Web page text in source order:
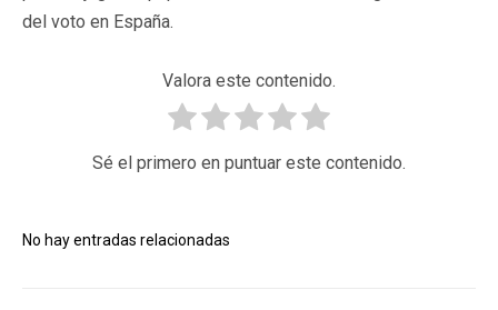
del voto en España.
Valora este contenido.
Sé el primero en puntuar este contenido.
No hay entradas relacionadas